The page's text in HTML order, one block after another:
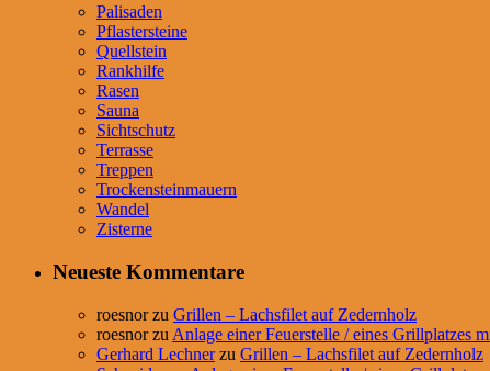
Palisaden
Pflastersteine
Quellstein
Rankhilfe
Rasen
Sauna
Sichtschutz
Terrasse
Treppen
Trockensteinmauern
Wandel
Zisterne
Neueste Kommentare
roesnorzu Grillen – Lachsfilet auf Zedernholz
roesnorzu Anlage einer Feuerstelle / eines Grillplatzes
Gerhard Lechnerzu Grillen – Lachsfilet auf Zedernholz